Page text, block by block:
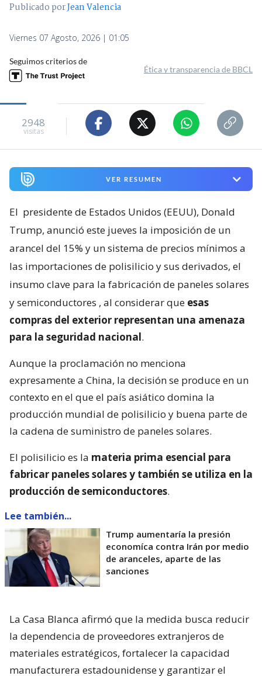
Publicado porJean Valencia
Viernes 07 Agosto, 2026 | 01:05
Seguimos criterios de
Ética y transparencia de BBCL
2948
visitas
VER RESUMEN
El presidente de Estados Unidos (EEUU), Donald
Trump, anunció este jueves la imposición de un
arancel del 15% y un sistema de precios mínimos a
las importaciones de polisilicio y sus derivados, el
insumo clave para la fabricación de paneles solares
y semiconductores , al considerar que esas
compras del exterior representan una amenaza
para la seguridad nacional.
Aunque la proclamación no menciona
expresamente a China, la decisión se produce en un
contexto en el que el país asiático domina la
producción mundial de polisilicio y buena parte de
la cadena de suministro de paneles solares.
El polisilicio es la materia prima esencial para
fabricar paneles solares y también se utiliza en la
producción de semiconductores.
Lee también...
Trump aumentaría la presión
economíca contra Irán por medio
de aranceles, aparte de las
sanciones
La Casa Blanca afirmó que la medida busca reducir
la dependencia de proveedores extranjeros de
materiales estratégicos, fortalecer la capacidad
manufacturera estadounidense y garantizar el